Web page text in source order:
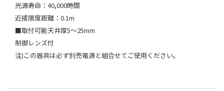
光源寿命：40,000時間
近接限度距離：0.1m
■取付可能天井厚5～25mm
制御レンズ付
注)この器具は必ず別売電源と組合せてご使用ください。